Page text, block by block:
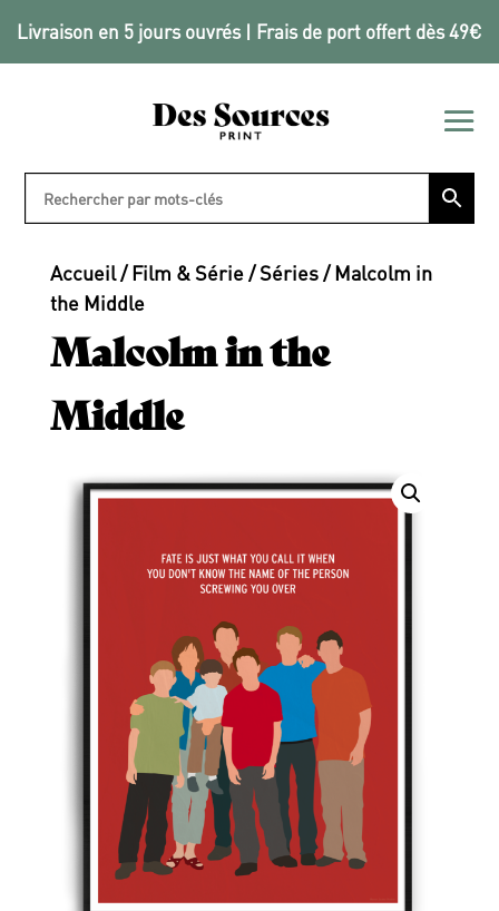
Livraison en 5 jours ouvrés | Frais de port offert dès 49€
Accueil/Film & Série/Séries/ Malcolm in
the Middle
Malcolm in the
Middle